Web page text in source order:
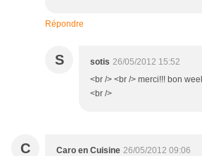
Répondre
S sotis 26/05/2012 15:52
<br /> <br /> merci!!! bon
<br />
C Caro en Cuisine 26/05/2012 09:06